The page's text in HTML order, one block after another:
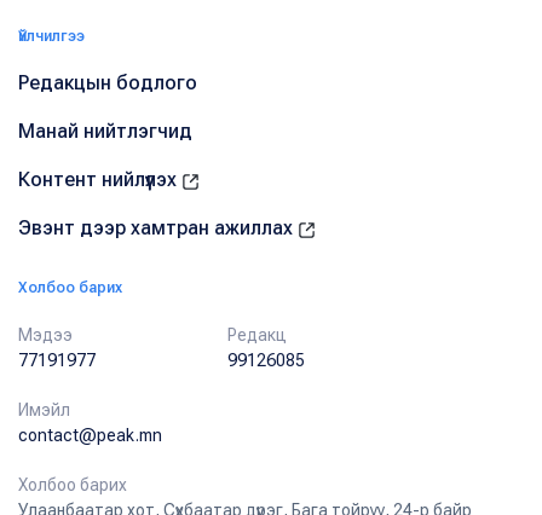
Үйлчилгээ
Редакцын бодлого
Манай нийтлэгчид
Контент нийлүүлэх
Эвэнт дээр хамтран ажиллах
Холбоо барих
Мэдээ
77191977
Редакц
99126085
Имэйл
contact@peak.mn
Холбоо барих
Улаанбаатар хот, Сүхбаатар дүүрэг, Бага тойруу, 24-р байр